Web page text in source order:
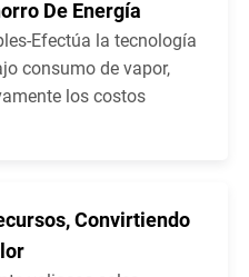
De Energía
Efectúa la tecnología
consumo de vapor,
los costos
Convirtiendo